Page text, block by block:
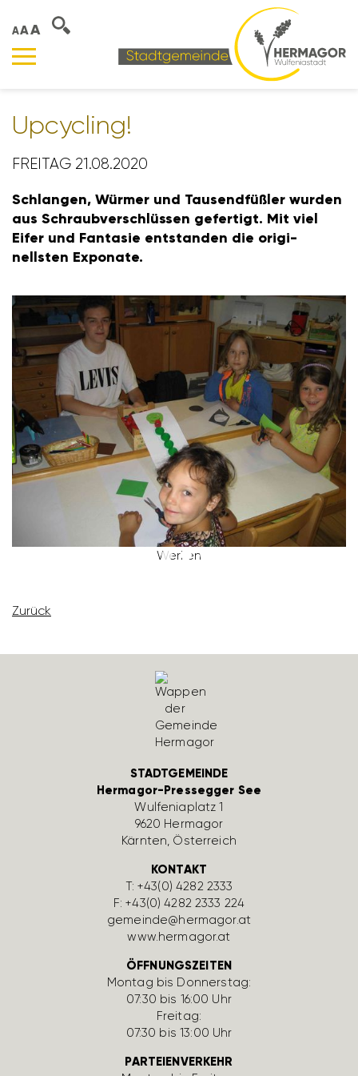
AAA
Upcy­cling!
FREITAG 21.08.2020
Schlangen, Würmer und Tausend­füßler wurden
aus Schraub­ver­schlüssen gefer­tigt. Mit viel
Eifer und Fantasie entstanden die origi­
nellsten Expo­nate.
Werken
Zurück
STADTGEMEINDE
Hermagor-Pressegger See
Wulfe­nia­platz 1
9620 Hermagor
Kärnten, Öster­reich
KONTAKT
T:+43(0) 4282 2333
F: +43(0) 4282 2333 224
gemeinde@hermagor.at
www.hermagor.at
ÖFFNUNGSZEITEN
Montag bis Donnerstag:
07:30 bis 16:00 Uhr
Freitag:
07:30 bis 13:00 Uhr
PARTEIENVERKEHR